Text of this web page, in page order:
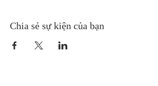
Chia sẻ sự kiện của bạn